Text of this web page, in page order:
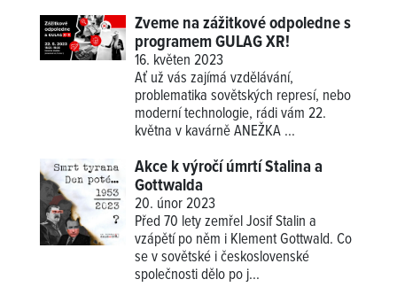
Zveme na zážitkové odpoledne s
programem GULAG XR!
16. květen 2023
Ať už vás zajímá vzdělávání,
problematika sovětských represí, nebo
moderní technologie, rádi vám 22.
května v kavárně ANEŽKA ...
Akce k výročí úmrtí Stalina a
Gottwalda
20. únor 2023
Před 70 lety zemřel Josif Stalin a
vzápětí po něm i Klement Gottwald. Co
se v sovětské i československé
společnosti dělo po j...